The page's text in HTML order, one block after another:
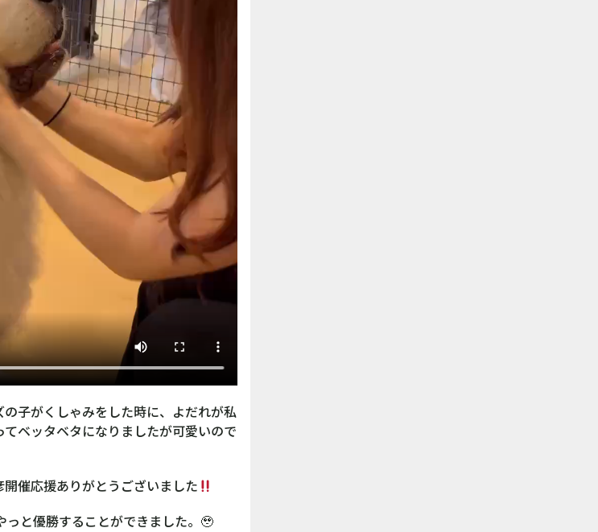
子がくしゃみをした時に、よだれが私
ベッタベタになりましたが可愛いので
催応援ありがとうございました
と優勝することができました。🥹